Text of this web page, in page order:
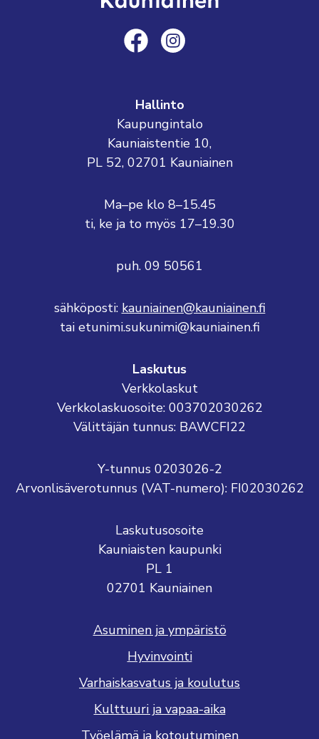
Hallinto
Kaupungintalo
Kauniaistentie 10,
PL 52, 02701 Kauniainen
Ma–pe klo 8–15.45
ti, ke ja to myös 17–19.30
puh. 09 50561
sähköposti: kauniainen@kauniainen.fi
tai etunimi.sukunimi@kauniainen.fi
Laskutus
Verkkolaskut
Verkkolaskuosoite: 003702030262
Välittäjän tunnus: BAWCFI22
Y-tunnus 0203026-2
Arvonlisäverotunnus (VAT-numero): FI02030262
Laskutusosoite
Kauniaisten kaupunki
PL 1
02701 Kauniainen
Asuminen ja ympäristö
Hyvinvointi
Varhaiskasvatus ja koulutus
Kulttuuri ja vapaa-aika
Työelämä ja kotoutuminen